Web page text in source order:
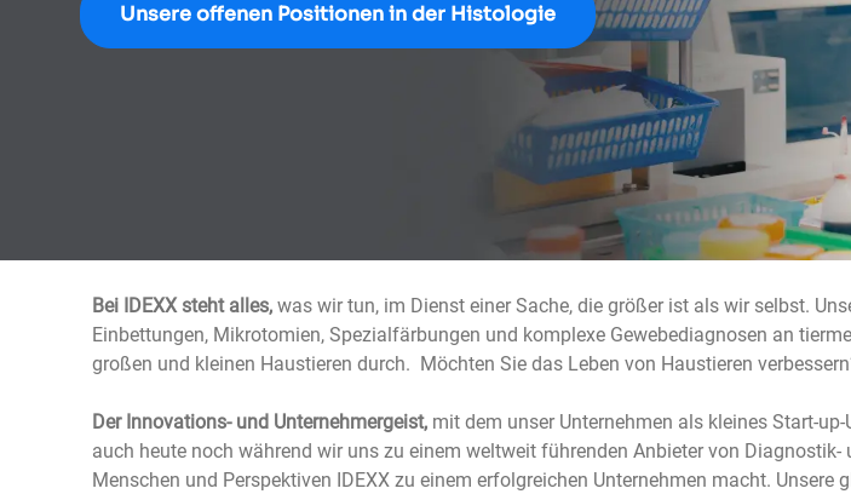
Unsere offenen Positionen in der Histologie
Bei IDEXX steht alles, was wir tun, im Dienst einer Sache, die größer ist als wir selbst.
Einbettungen, Mikrotomien, Spezialfärbungen und komplexe Gewebediagnosen an
großen und kleinen Haustieren durch. Möchten Sie das Leben von Haustieren
Der Innovations- und Unternehmergeist, mit dem unser Unternehmen als kleines Start-
auch heute noch während wir uns zu einem weltweit führenden Anbieter von
Menschen und Perspektiven IDEXX zu einem erfolgreichen Unternehmen macht.